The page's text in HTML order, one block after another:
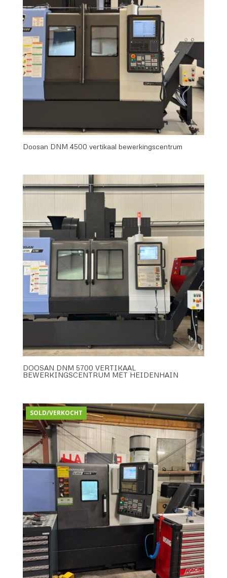
Doosan DNM 4500 vertikaal bewerkingscentrum
DOOSAN DNM 5700 VERTIKAAL
BEWERKINGSCENTRUM MET HEIDENHAIN
SOLD/VERKOCHT